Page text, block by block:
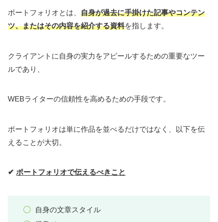
ポートフォリオとは、 自身が過去に手掛けた記事やコンテン
ツ、またはその内容を紹介する資料を指します。
クライアントに自身の実力をアピールするための重要なツー
ルであり、
WEBライターの信頼性を高めるための手段です。
ポートフォリオは単に作品を並べるだけではなく、以下を伝
えることが大切。
✔ ポートフォリオで伝えるべきこと
自身の文章スタイル